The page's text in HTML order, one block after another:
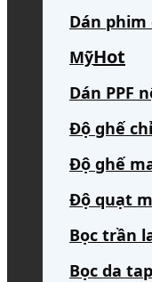
Dán phim
Mỹ
Dán PPF
Độ ghế
Độ ghế
Độ quạt
Bọc trần
Bọc da